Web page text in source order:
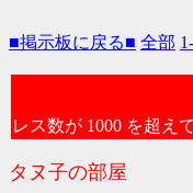
■掲示板に戻る■ 全部 1-
レス数が 1000 を超え
タヌ子の部屋